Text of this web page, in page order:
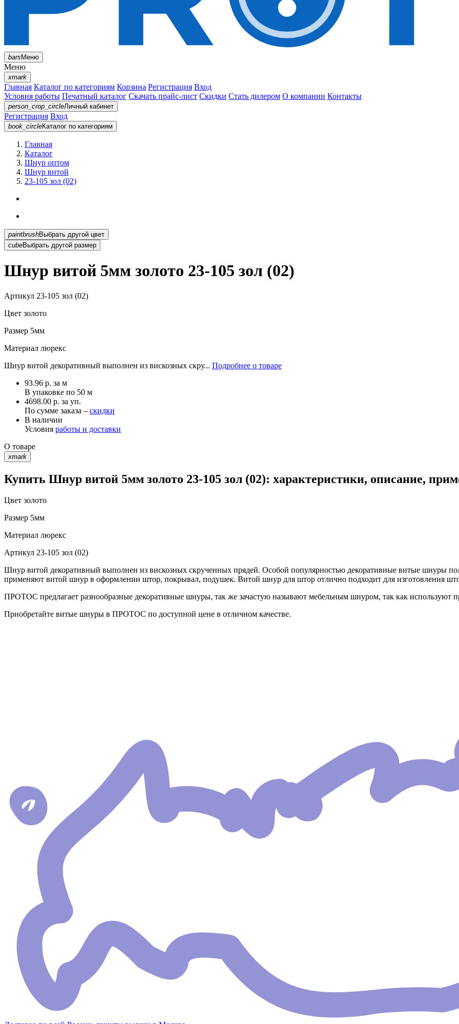
barsМеню
Меню
xmark
Главная Каталог по категориям Корзина Регистрация Вход
Условия работы Печатный каталог Скачать прайс-лист Скидки Стать дилером О компании Контакты
person_crop_circleЛичный кабинет
Регистрация Вход
book_circleКаталог по категориям
Главная
Каталог
Шнур оптом
Шнур витой
23-105 зол (02)
paintbrush
Выбрать другой цвет
cubeВыбрать другой размер
Шнур витой 5мм золото 23-105 зол (02)
Артикул 23-105 зол (02)
Цвет золото
Размер 5мм
Материал люрекс
Шнур витой декоративный выполнен из вискозных скру... Подробнее о товаре
93.96 р. за м
В упаковке по 50 м
4698.00 р. за уп.
По сумме заказа – скидки
В наличии
Условия работы и доставки
О товаре
xmark
Купить Шнур витой 5мм золото 23-105 зол (02): характеристики, описание,
Цвет золото
Размер 5мм
Материал люрекс
Артикул 23-105 зол (02)
Шнур витой декоративный выполнен из вискозных скрученных прядей. Особой популярностью декоративные витые шнуры
применяют витой шнур в оформлении штор, покрывал, подушек. Витой шнур для штор отлично подходит для изготовления
ПРОТОС предлагает разнообразные декоративные шнуры, так же зачастую называют мебельным шнуром, так как используют
Приобретайте витые шнуры в ПРОТОС по доступной цене в отличном качестве.